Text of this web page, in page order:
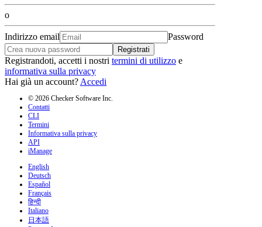
o
Indirizzo email Password
Registrati
Registrandoti, accetti i nostri termini di utilizzo e
informativa sulla privacy
Hai già un account? Accedi
© 2026 Checker Software Inc.
Contatti
CLI
Termini
Informativa sulla privacy
API
iManage
English
Deutsch
Español
Français
हिन्दी
Italiano
日本語